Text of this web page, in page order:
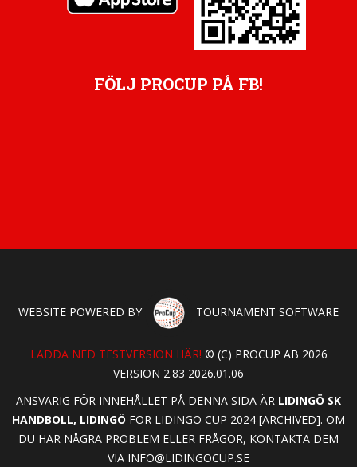
FÖLJ PROCUP PÅ FB!
WEBSITE POWERED BY TOURNAMENT SOFTWARE
LADDA NED TESTVERSION HÄR! © (C) PROCUP AB 2026
VERSION 2.83 2026.01.06
ANSVARIG FÖR INNEHÅLLET PÅ DENNA SIDA ÄR LIDINGÖ SK
HANDBOLL, LIDINGÖ FÖR LIDINGÖ CUP 2024 [ARCHIVED]. OM
DU HAR NÅGRA PROBLEM ELLER FRÅGOR, KONTAKTA DEM
VIA INFO@LIDINGOCUP.SE